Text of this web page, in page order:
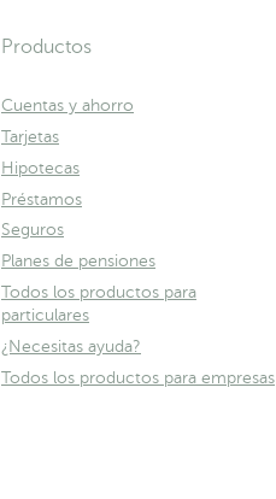
Productos
Cuentas y ahorro
Tarjetas
Hipotecas
Préstamos
Seguros
Planes de pensiones
Todos los productos para
particulares
¿Necesitas ayuda?
Todos los productos para empresas